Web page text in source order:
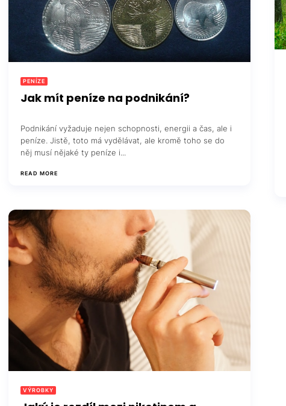
PENÍZE
Jak mít peníze na podnikání?
Podnikání vyžaduje nejen schopnosti, energii a čas, ale i
peníze. Jistě, toto má vydělávat, ale kromě toho se do
něj musí nějaké ty peníze i...
READ MORE
VÝROBKY